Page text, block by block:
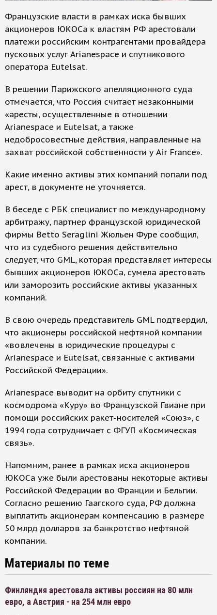
Французские власти в рамках иска бывших
акционеров ЮКОСа к властям РФ арестовали
платежи российским контрагентами провайдера
пусковых услуг Arianespace и спутникового
оператора Eutelsat.
В решении Парижского апелляционного суда
отмечается, что Россия считает незаконными
«аресты, осуществленные в отношении
Arianespace и Eutelsat, а также
недобросовестные действия, направленные на
захват российской собственности у Air France».
Какие именно активы этих компаний попали под
арест, в документе не уточняется.
В беседе с РБК специалист по международному
арбитражу, партнер французской юридической
фирмы Betto Seraglini Жюльен Фуре сообщил,
что из судебного решения действительно
следует, что GML, которая представляет интересы
бывших акционеров ЮКОСа, сумела арестовать
или заморозить российские активы указанных
компаний.
В свою очередь представитель GML подтвердил,
что акционеры российской нефтяной компании
«вовлечены в юридические процедуры с
Arianespace и Eutelsat, связанные с активами
Российской Федерации».
Arianespace выводит на орбиту спутники с
космодрома «Куру» во Французской Гвиане при
помощи российских ракет-носителей «Союз», с
1994 года сотрудничает с ФГУП «Космическая
связь».
Напомним, ранее в рамках иска акционеров
ЮКОСа уже были арестованы некоторые активы
Российской Федерации во Франции и Бельгии.
Согласно решению Гаагского суда, РФ должна
выплатить акционерам компенсацию в размере
50 млрд долларов за банкротство нефтяной
компании.
Материалы по теме
Финляндия арестовала активы россиян на 80 млн
евро, а Австрия - на 254 млн евро